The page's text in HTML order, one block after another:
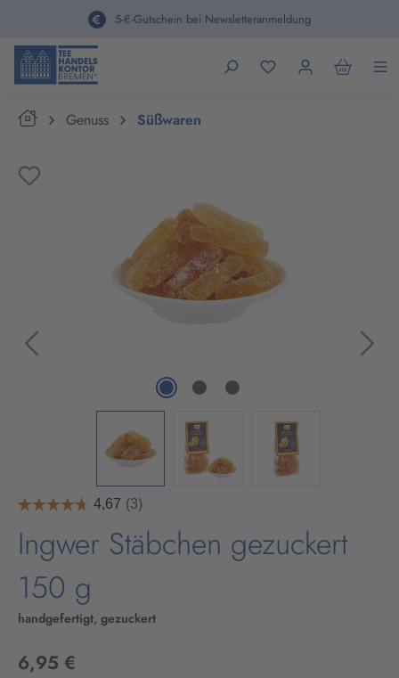
5-€-Gutschein bei Newsletteranmeldung
HomeGenuss Süßwaren
Bildergalerie überspringen
Ingwer Stäbchen gezuckert
150 g
handgefertigt, gezuckert
6,95 €